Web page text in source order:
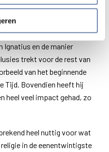
dan aangehaald wordt als
trend. Zijn bekering
te bevestigen dat men
Ignatius en de manier
trekt voor de rest van
van het beginnende
Tijd. Bovendien heeft hij
heel veel impact gehad, zo
heel nuttig voor wat
in de eenentwintigste